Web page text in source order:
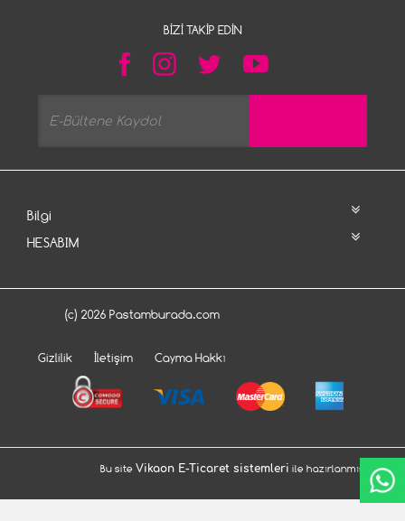
BIZI TAKIP EDIN
Bilgi
HESABIM
(c) 2026 Pastamburada.com
Gizlilik İletişim Cayma Hakkı
Bu site Vikaon E-Ticaret sistemleri ile hazırlanmıştır.